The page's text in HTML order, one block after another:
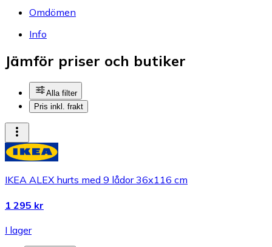
Omdömen
Info
Jämför priser och butiker
Alla filter
Pris inkl. frakt
IKEA ALEX hurts med 9 lådor 36x116 cm
1 295 kr
I lager